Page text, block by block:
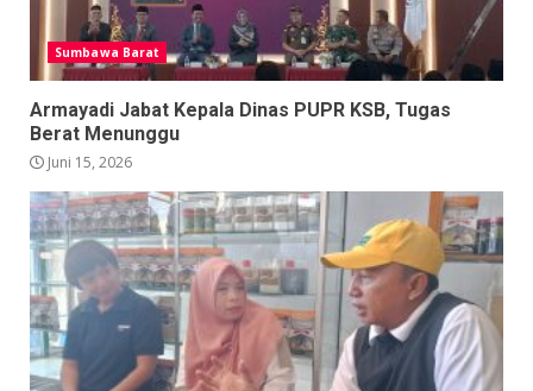
Sumbawa Barat
Armayadi Jabat Kepala Dinas PUPR KSB, Tugas
Berat Menunggu
Juni 15, 2026